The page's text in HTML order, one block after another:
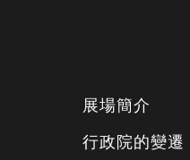
展場簡介
行政院的變遷